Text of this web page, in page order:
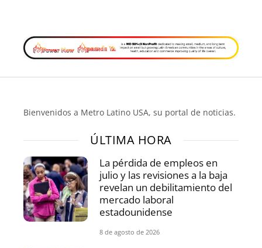
Bienvenidos a Metro Latino USA, su portal de noticias.
ÚLTIMA HORA
La pérdida de empleos en
julio y las revisiones a la baja
revelan un debilitamiento del
mercado laboral
estadounidense
8 de agosto de 2026